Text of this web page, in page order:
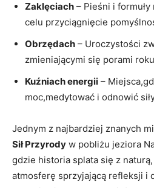
Zaklęciach – Pieśni i formuły
celu przyciągnięcie
Obrzędach – Uroczystości
zmieniającymi się porami
Kuźniach energii ‍–
moc,medytować i odnowić
Jednym z ⁤najbardziej ⁢znanych
Sił Przyrody ​w pobliżu jeziora
gdzie ⁣historia splata ⁢się​ z
atmosferę sprzyjającą refleksji i